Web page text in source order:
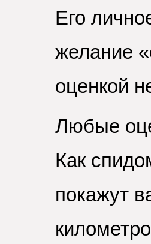
Его
желание
оценкой
Любые
Как
покажут